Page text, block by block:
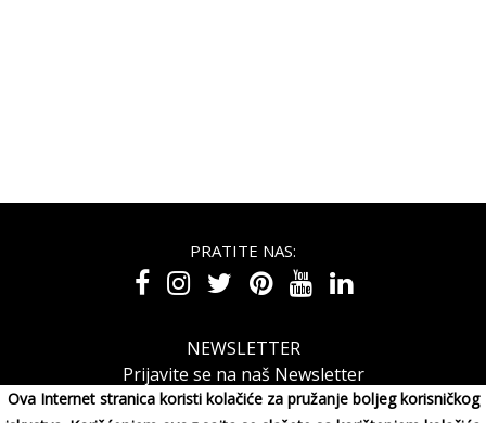
Ova Internet stranica koristi kolačiće za pružanje boljeg korisničkog
PRATITE NAS:
NEWSLETTER
Prijavite se na naš Newsletter